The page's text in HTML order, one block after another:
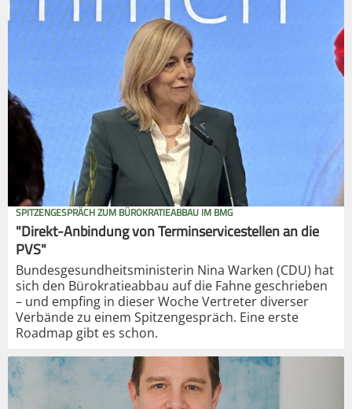
SPITZENGESPRÄCH ZUM BÜROKRATIEABBAU IM BMG
"Direkt-Anbindung von Terminservicestellen an die
PVS"
Bundesgesundheitsministerin Nina Warken (CDU) hat
sich den Bürokratieabbau auf die Fahne geschrieben
– und empfing in dieser Woche Vertreter diverser
Verbände zu einem Spitzengespräch. Eine erste
Roadmap gibt es schon.